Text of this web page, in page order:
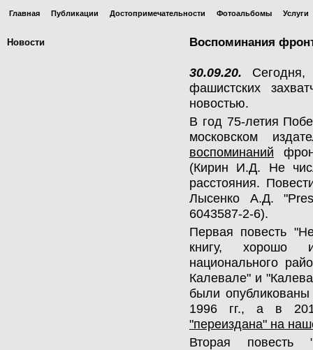
Главная Публикации Достопримечательности Фотоальбомы Услуги
Новости Воспоминания
30.09.20.
фашистских
новостью.
В год 75-летия
московском
воспоминаний
(Кирин И.Д. Не
расстояния.
Лысенко А.Д.
6043587-2-6).
Первая повесть
книгу, хорошо
национального
Калевале" и
были
1996 гг., а в
"переиздана" на
Вторая повесть